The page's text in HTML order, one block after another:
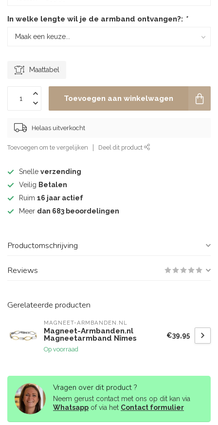
In welke lengte wil je de armband ontvangen?: *
Maattabel
Toevoegen aan winkelwagen
Helaas uitverkocht
Toevoegen om te vergelijken Deel dit product
Snelle verzending
Veilig Betalen
Ruim 16 jaar actief
Meer dan 683 beoordelingen
Productomschrijving
Reviews
Gerelateerde producten
MAGNEET-ARMBANDEN.NL
Magneet-Armbanden.nl
Magneetarmband Nîmes
Op voorraad
€39,95
Vragen over dit product ?
Neem gerust contact met ons op dit kan via
Whatsapp of via het Contact formulier